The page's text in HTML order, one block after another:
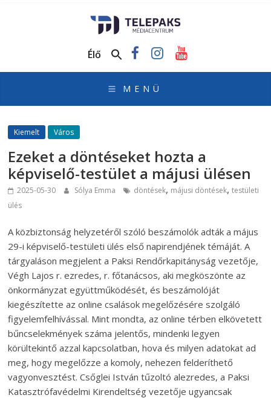
Médiacentrum
honlapja
Élő
Kiemelt Város
Ezeket a döntéseket hozta a
képviselő-testület a májusi ülésen
2025-05-30 Sólya Emma döntések, májusi döntések,testületi
ülés
A közbiztonság helyzetéről szóló beszámolók adták a május
29-i képviselő-testületi ülés első napirendjének témáját. A
tárgyaláson megjelent a Paksi Rendőrkapitányság vezetője,
Végh Lajos r. ezredes, r. főtanácsos, aki megköszönte az
önkormányzat együttműködését, és beszámolóját
kiegészítette az online csalások megelőzésére szolgáló
figyelemfelhívással. Mint mondta, az online térben elkövetett
bűncselekmények száma jelentős, mindenki legyen
körültekintő azzal kapcsolatban, hova és milyen adatokat ad
meg, hogy megelőzze a komoly, nehezen felderíthető
vagyonvesztést. Csőglei István tűzoltó alezredes, a Paksi
Katasztrófavédelmi Kirendeltség vezetője ugyancsak